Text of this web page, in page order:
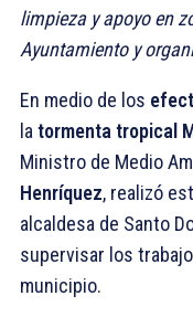
limpieza y apoyo en
Ayuntamiento y
En medio de los
la tormenta tropical
Ministro de Medio
Henríquez, realizó
alcaldesa de Santo
supervisar los
municipio.